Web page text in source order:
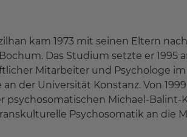
kam 1973 mit seinen Eltern
Das Studium setzte er 1995
Mitarbeiter und Psychologe
an der Universität Konstanz. Von
psychosomatischen Michael-Balint-
Psychosomatik an die